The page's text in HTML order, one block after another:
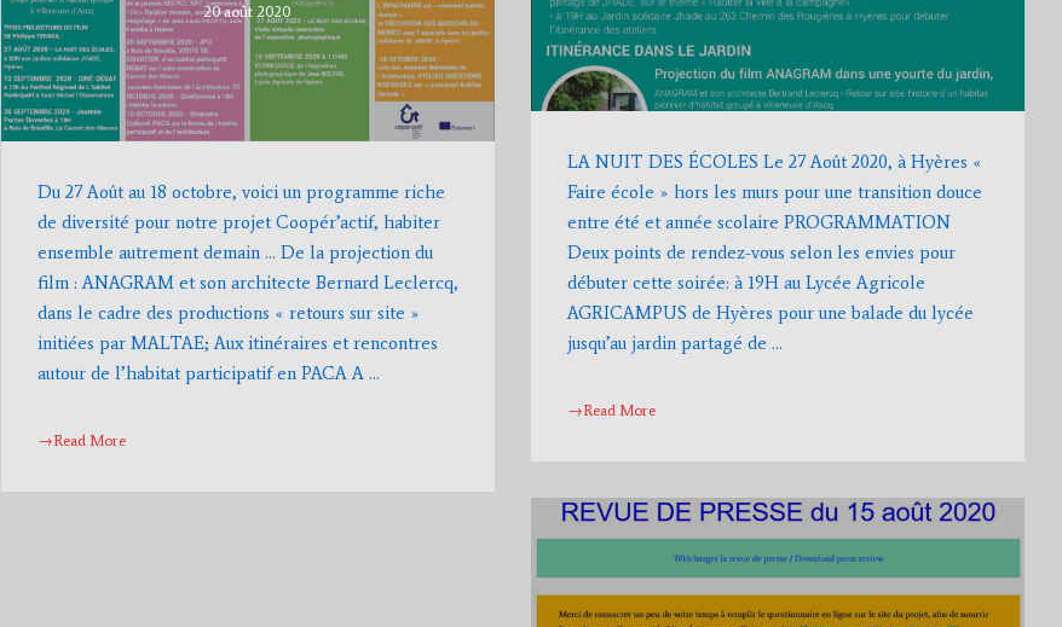
LA NUIT DES ÉCOLES Le 27 Août 2020, à Hyères «
Faire école » hors les murs pour une transition douce
entre été et année scolaire PROGRAMMATION
Deux points de rendez-vous selon les envies pour
débuter cette soirée: à 19H au Lycée Agricole
AGRICAMPUS de Hyères pour une balade du lycée
jusqu’au jardin partagé de …
→Read More
20 août 2020
Du 27 Août au 18 octobre, voici un programme riche
de diversité pour notre projet Coopér’actif, habiter
ensemble autrement demain … De la projection du
film : ANAGRAM et son architecte Bernard Leclercq,
dans le cadre des productions « retours sur site »
initiées par MALTAE; Aux itinéraires et rencontres
autour de l’habitat participatif en PACA A …
→Read More